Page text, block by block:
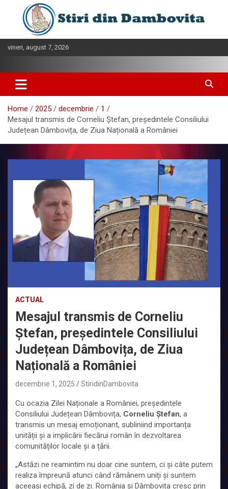
content
vineri, august 7, 2026
Home 2025 decembrie
1
Mesajul transmis de Corneliu Ștefan, președintele Consiliului
Județean Dâmbovița, de Ziua Națională a României
ACTUAL
Mesajul transmis de Corneliu
Ștefan, președintele Consiliului
Județean Dâmbovița, de Ziua
Națională a României
decembrie 1, 2025 StiridinDambovita
Cu ocazia Zilei Naționale a României, președintele
Consiliului Județean Dâmbovița, Corneliu Ștefan, a
transmis un mesaj emoționant, subliniind importanța
unității și a implicării fiecărui român în dezvoltarea
comunităților locale și a țării.
„Astăzi ne reamintim nu doar cine suntem, ci și câte putem
realiza împreună atunci când rămânem uniți și suntem
aceeași echipă, zi de zi. România și Dâmbovița cresc prin